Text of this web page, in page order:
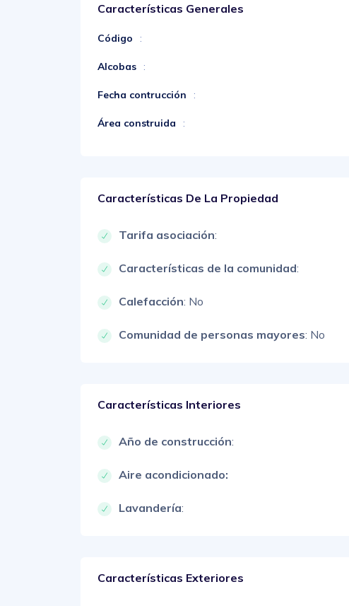
Características Generales
Código :
Alcobas :
Fecha contrucción :
Área construida :
Características De La Propiedad
Tarifa asociación:
Características de la comunidad:
Calefacción: No
Comunidad de personas mayores: No
Características Interiores
Año de construcción:
Aire acondicionado:
Lavandería:
Características Exteriores